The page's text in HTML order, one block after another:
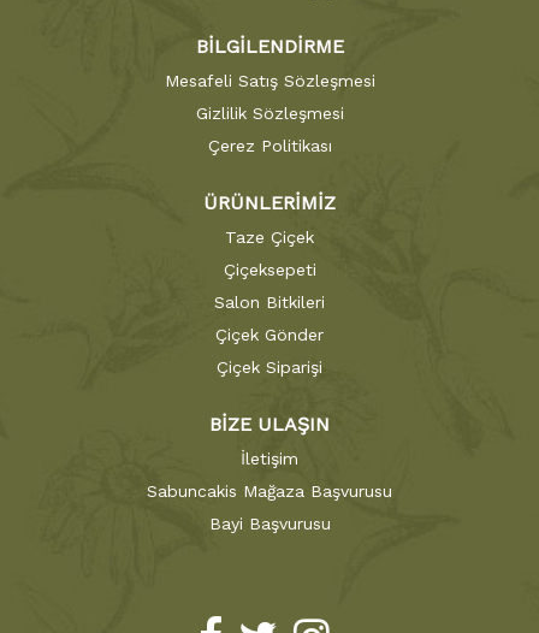
BİLGİLENDİRME
Mesafeli Satış Sözleşmesi
Gizlilik Sözleşmesi
Çerez Politikası
ÜRÜNLERİMİZ
Taze Çiçek
Çiçeksepeti
Salon Bitkileri
Çiçek Gönder
Çiçek Siparişi
BİZE ULAŞIN
İletişim
Sabuncakis Mağaza Başvurusu
Bayi Başvurusu